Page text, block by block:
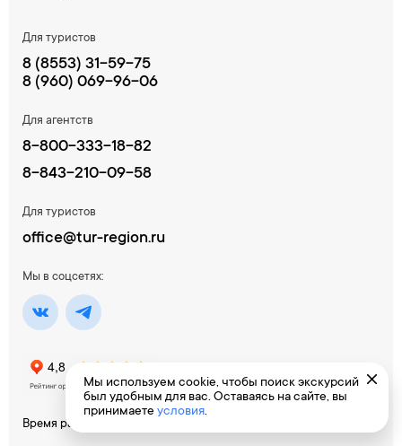
Время работы
Для туристов
8 (8553) 31-59-75
8 (960) 069-96-06
Для агентств
8-800-333-18-82
8-843-210-09-58
Для туристов
office@tur-region.ru
Мы в соцсетях:
Мы используем cookie, чтобы поиск экскурсий
был удобным для вас. Оставаясь на сайте, вы
принимаете условия.